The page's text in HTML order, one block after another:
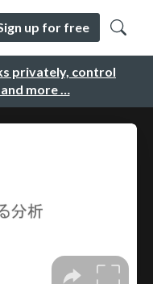
privately, control
more …
up for free